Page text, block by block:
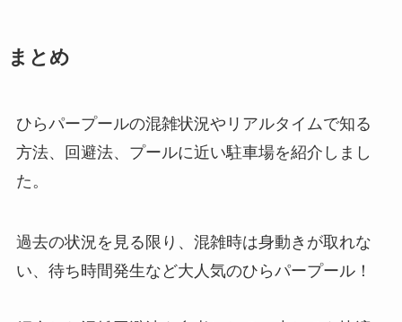
まとめ
ひらパープールの混雑状況やリアルタイムで知る
方法、回避法、プールに近い駐車場を紹介しまし
た。
過去の状況を見る限り、混雑時は身動きが取れな
い、待ち時間発生など大人気のひらパープール！